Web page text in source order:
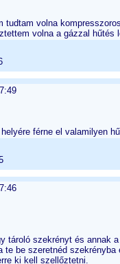
tudtam volna
volna a gázzal hűtés
férne el valamilyen
tároló szekrényt és annak
te be szeretnéd szekrényba
ki kell szellőztetni.